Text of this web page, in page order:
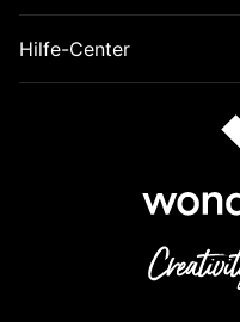
Hilfe-Center